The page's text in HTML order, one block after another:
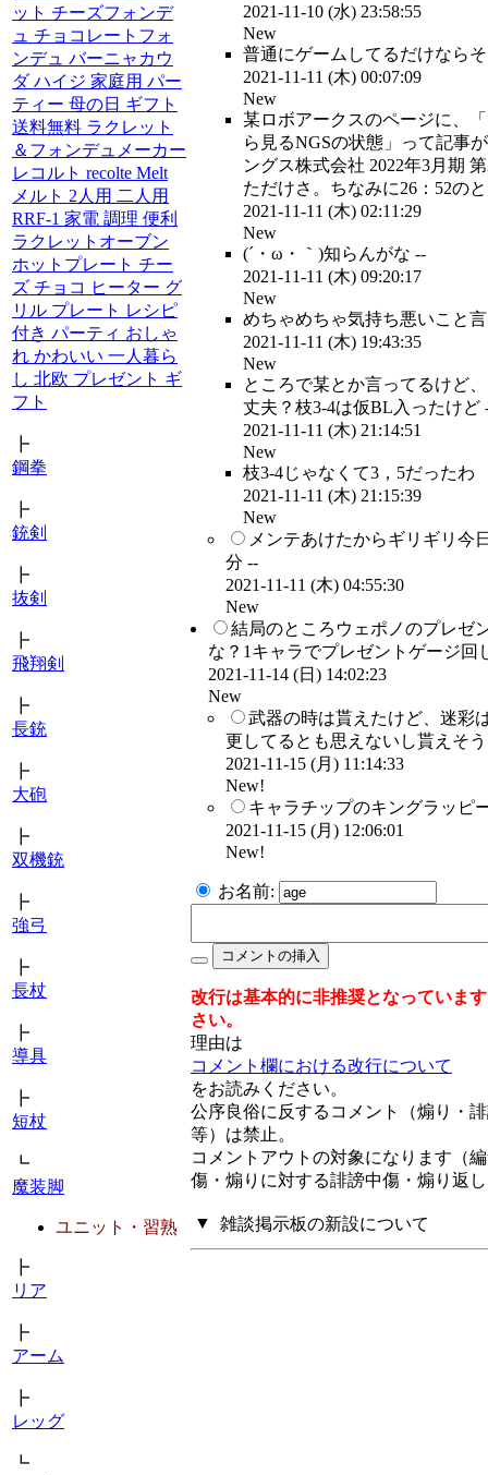
ット チーズフォンデ
ュ チョコレートフォ
ンデュ バーニャカウ
ダ ハイジ 家庭用 パー
ティー 母の日 ギフト
送料無料 ラクレット
＆フォンデュメーカー
レコルト recolte Melt
メルト 2人用 二人用
RRF-1 家電 調理 便利
ラクレットオーブン
ホットプレート チー
ズ チョコ ヒーター グ
リル プレート レシピ
付き パーティ おしゃ
れ かわいい 一人暮ら
し 北欧 プレゼント ギ
フト
┣
鋼拳
┣
銃剣
┣
抜剣
┣
飛翔剣
┣
長銃
┣
大砲
┣
双機銃
┣
強弓
┣
長杖
┣
導具
┣
短杖
┗
魔装脚
ユニット・習熟
┣
リア
┣
アーム
┣
レッグ
┗
2021-11-10 (水) 23:58:55
New
普通にゲームしてるだけなら
2021-11-11 (木) 00:07:09
New
某ロボアークスのページに、
ら見るNGSの状態」って記事
ングス株式会社 2022年3月期
ただけさ。ちなみに26：52の
2021-11-11 (木) 02:11:29
New
(´・ω・｀)知らんがな --
2021-11-11 (木) 09:20:17
New
めちゃめちゃ気持ち悪いこと
2021-11-11 (木) 19:43:35
New
ところで某とか言ってるけど
丈夫？枝3-4は仮BL入ったけど
2021-11-11 (木) 21:14:51
New
枝3-4じゃなくて3，5だったわ
2021-11-11 (木) 21:15:39
New
メンテあけたからギリギリ今
分 --
2021-11-11 (木) 04:55:30
New
結局のところウェポノのプレゼ
な？1キャラでプレゼントゲージ回
2021-11-14 (日) 14:02:23
New
武器の時は貰えたけど、迷彩
更してるとも思えないし貰えそ
2021-11-15 (月) 11:14:33
New!
キャラチップのキングラッピ
2021-11-15 (月) 12:06:01
New!
お名前:
改行は基本的に非推奨となっていま
さい。
理由は
コメント欄における改行について
をお読みください。
公序良俗に反するコメント（煽り・
等）は禁止。
コメントアウトの対象になります（
傷・煽りに対する誹謗中傷・煽り返
▼ 雑談掲示板の新設について